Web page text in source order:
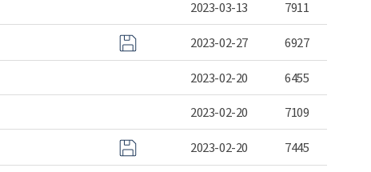
2023-03-13
7911
2023-02-27
6927
2023-02-20
6455
2023-02-20
7109
2023-02-20
7445